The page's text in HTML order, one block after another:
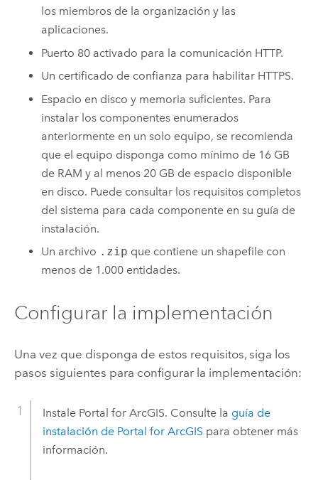
los miembros de la organización y las
aplicaciones.
Puerto 80 activado para la comunicación HTTP.
Un certificado de confianza para habilitar HTTPS.
Espacio en disco y memoria suficientes. Para
instalar los componentes enumerados
anteriormente en un solo equipo, se recomienda
que el equipo disponga como mínimo de 16 GB
de RAM y al menos 20 GB de espacio disponible
en disco. Puede consultar los requisitos completos
del sistema para cada componente en su guía de
instalación.
Un archivo .zip que contiene un shapefile con
menos de 1.000 entidades.
Configurar la implementación
Una vez que disponga de estos requisitos, siga los
pasos siguientes para configurar la implementación:
Instale Portal for ArcGIS. Consulte la guía de
instalación de Portal for ArcGIS para obtener más
información.